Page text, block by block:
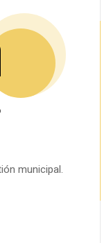
municipal.